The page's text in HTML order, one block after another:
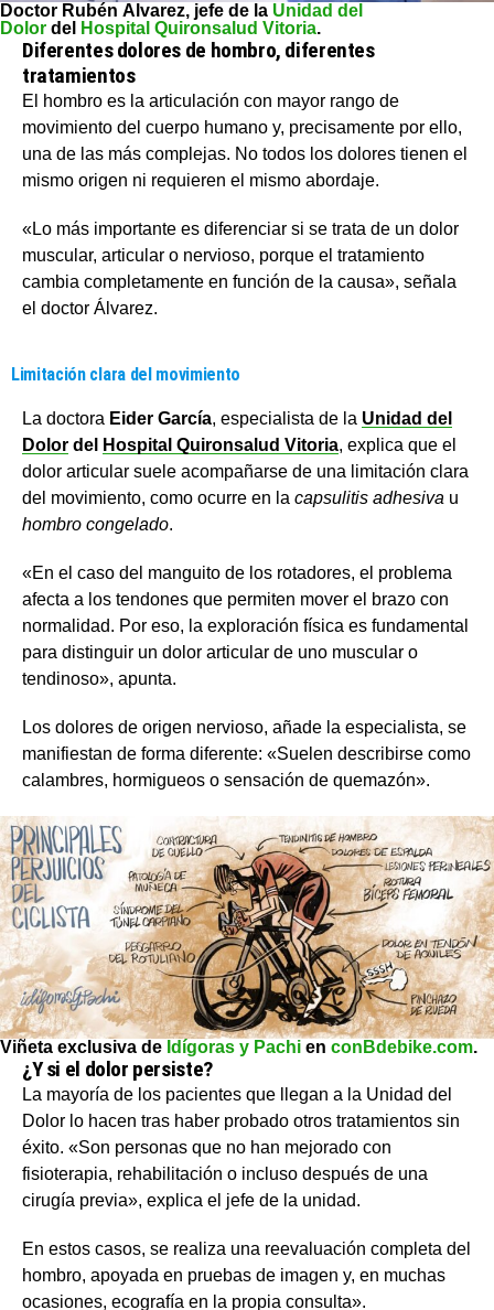
Doctor Rubén Álvarez, jefe de la Unidad del
Dolor del Hospital Quironsalud Vitoria.
Diferentes dolores de hombro, diferentes
tratamientos
El hombro es la articulación con mayor rango de
movimiento del cuerpo humano y, precisamente por ello,
una de las más complejas. No todos los dolores tienen el
mismo origen ni requieren el mismo abordaje.
«Lo más importante es diferenciar si se trata de un dolor
muscular, articular o nervioso, porque el tratamiento
cambia completamente en función de la causa», señala
el doctor Álvarez.
Limitación clara del movimiento
La doctora Eider García, especialista de la Unidad del
Dolor del Hospital Quironsalud Vitoria, explica que el
dolor articular suele acompañarse de una limitación clara
del movimiento, como ocurre en la capsulitis adhesiva u
hombro congelado.
«En el caso del manguito de los rotadores, el problema
afecta a los tendones que permiten mover el brazo con
normalidad. Por eso, la exploración física es fundamental
para distinguir un dolor articular de uno muscular o
tendinoso», apunta.
Los dolores de origen nervioso, añade la especialista, se
manifiestan de forma diferente: «Suelen describirse como
calambres, hormigueos o sensación de quemazón».
Viñeta exclusiva de Idígoras y Pachi en conBdebike.com.
¿Y si el dolor persiste?
La mayoría de los pacientes que llegan a la Unidad del
Dolor lo hacen tras haber probado otros tratamientos sin
éxito. «Son personas que no han mejorado con
fisioterapia, rehabilitación o incluso después de una
cirugía previa», explica el jefe de la unidad.
En estos casos, se realiza una reevaluación completa del
hombro, apoyada en pruebas de imagen y, en muchas
ocasiones, ecografía en la propia consulta».